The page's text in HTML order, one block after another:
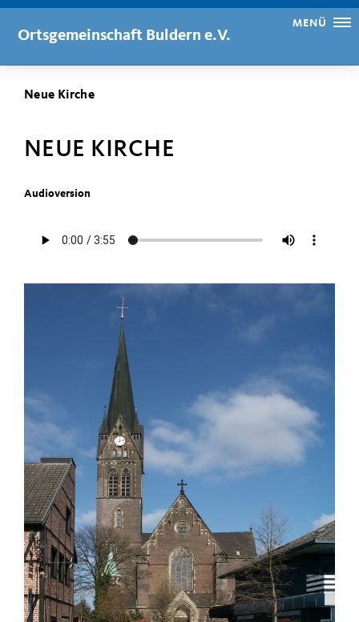
Ortsgemeinschaft Buldern e.V.
MENÜ
Neue Kirche
NEUE KIRCHE
Audioversion